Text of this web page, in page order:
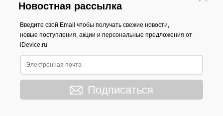
Новостная рассылка
Введите свой Email чтобы получать свежие новости,
новые поступления, акции и персональные предложения от
iDevice.ru
Подписаться